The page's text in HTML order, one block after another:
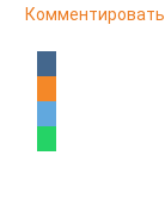
Комментировать